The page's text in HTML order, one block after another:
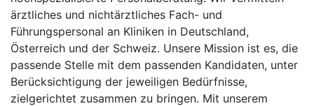
ärztliches und nichtärztliches Fach- und
Führungspersonal an Kliniken in Deutschland,
Österreich und der Schweiz. Unsere Mission ist es, die
passende Stelle mit dem passenden Kandidaten, unter
Berücksichtigung der jeweiligen Bedürfnisse,
zielgerichtet zusammen zu bringen. Mit unserem